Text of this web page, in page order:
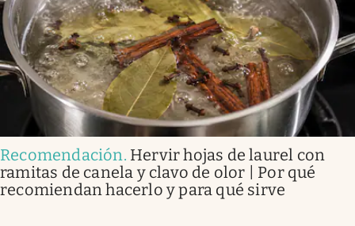
Recomendación. Hervir hojas de laurel con
ramitas de canela y clavo de olor | Por qué
recomiendan hacerlo y para qué sirve